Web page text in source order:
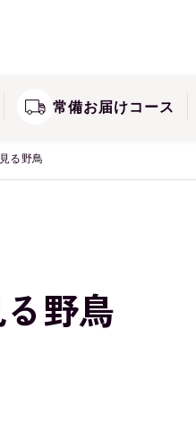
常備お届けコース
る野鳥
野鳥